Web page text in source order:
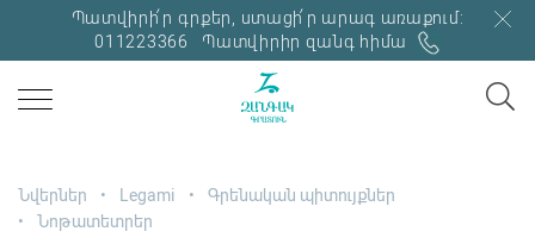
Պատվիրի՛ր գրքեր, ստացի՛ր արագ առաքում:
011223366
Պատվիրիր զանգ հիմա
Նվերներ Legami
Գրենական պիտույքներ
Նոթատետրեր